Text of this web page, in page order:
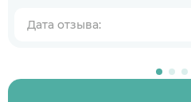
Дата отзыва:
Когда планируете